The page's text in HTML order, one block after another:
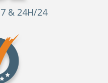
& 24H/24